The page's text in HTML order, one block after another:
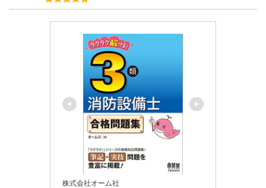
株式会社オーム社